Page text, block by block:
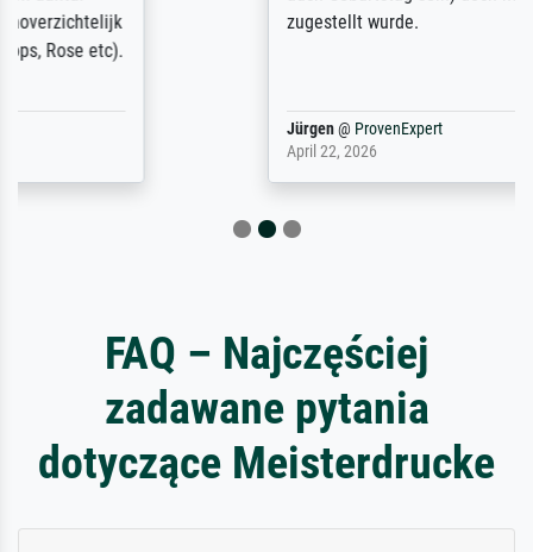
zugestellt wurde.
FAQ – Najczęściej
zadawane pytania
dotyczące Meisterdrucke